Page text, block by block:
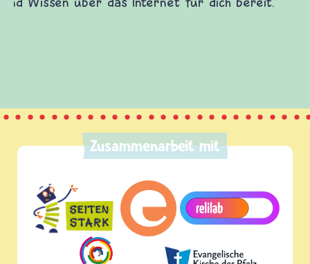
fragen.de bietet Antworten auf wichtige
Zusammenarbeit mit